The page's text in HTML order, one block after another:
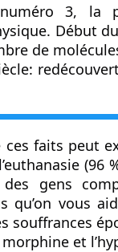
numéro 3, la
Début
de
ces faits peut
(96
gens
qu’on vous
souffrances
et